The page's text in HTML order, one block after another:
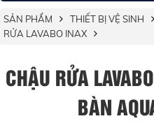
SẢN PHẨM THIẾT BỊ VỆ SINH
RỬA LAVABO INAX
CHẬU RỬA
BÀN